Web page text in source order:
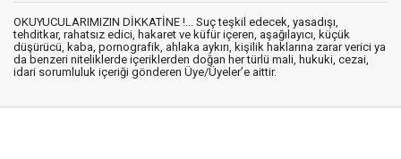
OKUYUCULARIMIZIN DİKKATİNE !... Suç teşkil edecek, yasadışı,
tehditkar, rahatsız edici, hakaret ve küfür içeren, aşağılayıcı, küçük
düşürücü, kaba, pornografik, ahlaka aykırı, kişilik haklarına zarar verici ya
da benzeri niteliklerde içeriklerden doğan her türlü mali, hukuki, cezai,
idari sorumluluk içeriği gönderen Üye/Üyeler’e aittir.